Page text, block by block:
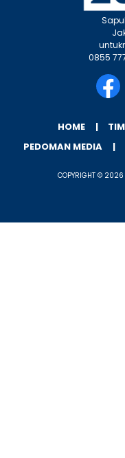
0855
HOME
PEDOMAN MEDIA
COPYRIGHT © 2026